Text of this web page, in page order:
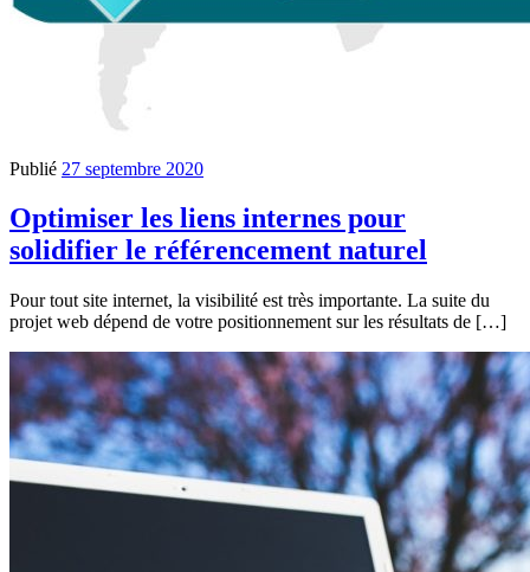
Publié 27 septembre 2020
Optimiser les liens internes pour
solidifier le référencement naturel
Pour tout site internet, la visibilité est très importante. La suite du
projet web dépend de votre positionnement sur les résultats de […]